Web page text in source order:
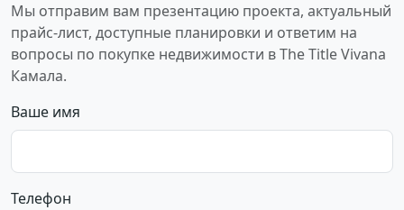
Мы отправим вам презентацию проекта, актуальный
прайс-лист, доступные планировки и ответим на
вопросы по покупке недвижимости в The Title Vivana
Камала.
Ваше имя
Телефон